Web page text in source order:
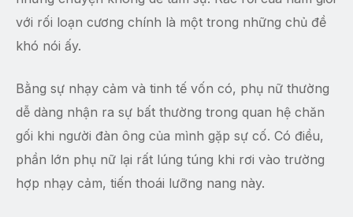
với rối loạn cương chính là một trong những chủ đề
khó nói ấy.
Bằng sự nhạy cảm và tinh tế vốn có, phụ nữ thường
dễ dàng nhận ra sự bất thường trong quan hệ chăn
gối khi người đàn ông của mình gặp sự cố. Có điều,
phần lớn phụ nữ lại rất lúng túng khi rơi vào trường
hợp nhạy cảm, tiến thoái lưỡng nang này.